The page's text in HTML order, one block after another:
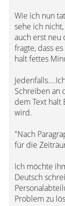
Wie ich nun
sehe ich
auch erst neu
fragte, dass
halt fettes
Schreiben an
dem Text halt
wird.
"Nach
für die
Ich möchte
Deutsch
Problem zu